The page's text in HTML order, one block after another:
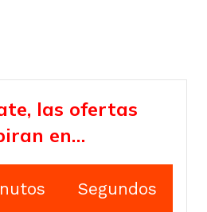
las ofertas
en…
Segundos